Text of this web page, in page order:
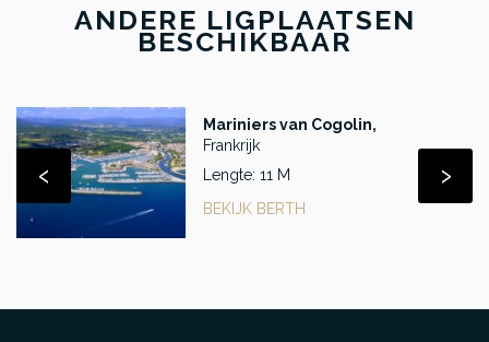
ANDERE LIGPLAATSEN
BESCHIKBAAR
Mariniers van Cogolin,
Frankrijk
Lengte: 11 M
BEKIJK BERTH
‹ ›